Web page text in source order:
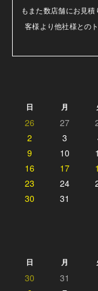
もまた数店舗にお見
客様より他社様との
日 月
26 27
2
3
9
10
16
17
23
24
30
31
日 月
30 31